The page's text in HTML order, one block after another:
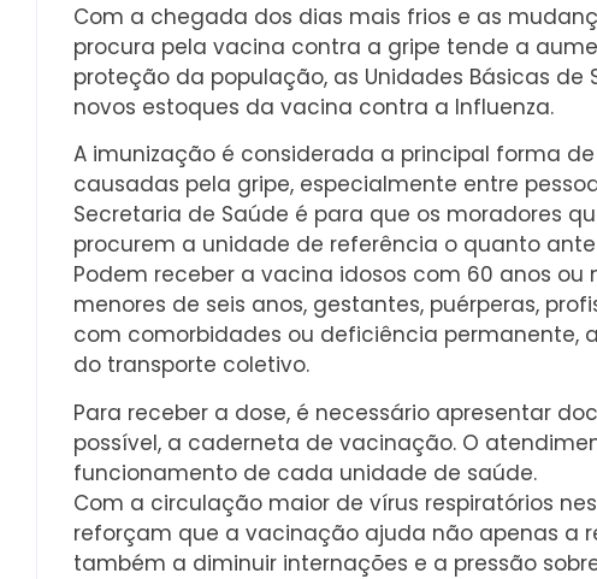
Com a chegada dos dias mais frios e as
procura pela vacina contra a gripe tende a
proteção da população, as Unidades Básicas de
novos estoques da vacina contra a Influenza.
A imunização é considerada a principal forma
causadas pela gripe, especialmente entre
Secretaria de Saúde é para que os moradores
procurem a unidade de referência o quanto
Podem receber a vacina idosos com 60 anos ou
menores de seis anos, gestantes, puérperas,
com comorbidades ou deficiência permanente,
do transporte coletivo.
Para receber a dose, é necessário apresentar
possível, a caderneta de vacinação. O
funcionamento de cada unidade de saúde.
Com a circulação maior de vírus respiratórios
reforçam que a vacinação ajuda não apenas a
também a diminuir internações e a pressão